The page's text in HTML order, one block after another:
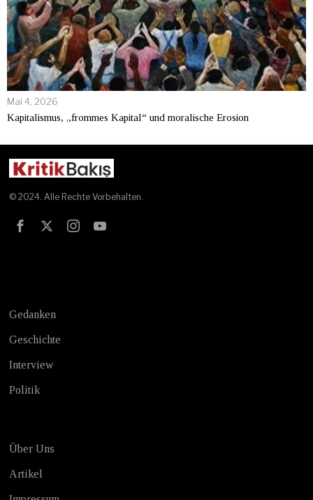
Mai 4, 2026
Kapitalismus, „frommes Kapital“ und moralische Erosion
© 2024. Alle Rechte Vorbehalten.
Gedanken
Geschichte
Interview
Politik
Über Uns
Artikel